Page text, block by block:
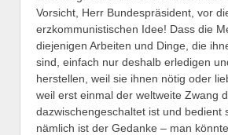
Vorsicht, Herr Bundespräsident, vor
erzkommunistischen Idee! Dass die
diejenigen Arbeiten und Dinge, die
sind, einfach nur deshalb erledigen
herstellen, weil sie ihnen nötig oder
weil erst einmal der weltweite Zwang
dazwischengeschaltet ist und bedient
nämlich ist der Gedanke – man